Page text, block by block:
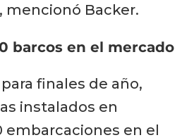
mencionó Backer.
barcos en el mercado
finales de año,
instalados en
embarcaciones en el